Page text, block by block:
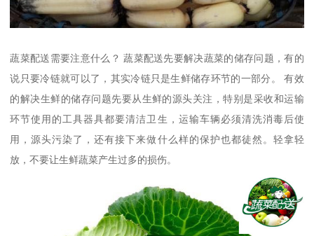
蔬菜配送需要注意什么？ 蔬菜配送先要解决蔬菜的储存问题，有的
说只要冷链就可以了，其实冷链只是生鲜储存环节的一部分。 有效
的解决生鲜的储存问题先要从生鲜的源头关注，特别是采收和运输
环节使用的工具器具都要清洁卫生，运输车辆必须清洗消毒后使
用，源头污染了，还有接下来做什么样的保护也都徒然。轻拿轻
放，不要让生鲜蔬菜产生过多的损伤。